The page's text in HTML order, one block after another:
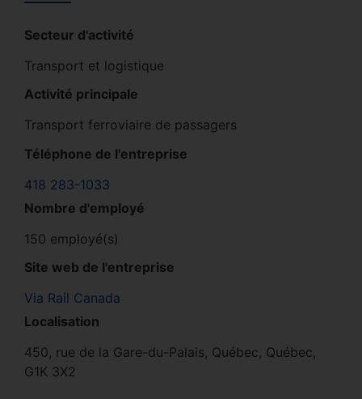
Secteur d'activité
Transport et logistique
Activité principale
Transport ferroviaire de passagers
Téléphone de l'entreprise
418 283-1033
Nombre d'employé
150 employé(s)
Site web de l'entreprise
Via Rail Canada
Localisation
450, rue de la Gare-du-Palais, Québec, Québec,
G1K 3X2